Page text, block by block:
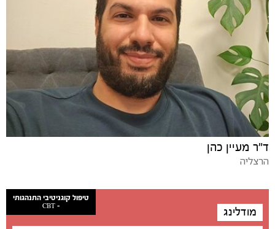
ד"ר מעיין כהן
הרצליה
טיפול קוגניטיבי התנהגותי
- CBT
מודלינג